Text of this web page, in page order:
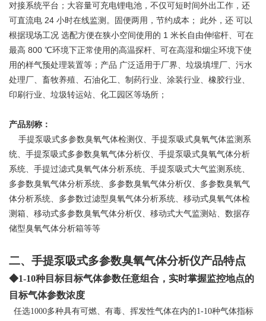
对接系统平台；大容量可充电锂电池，不仅可短时间外出工作，还
可直流电 24 小时在线监测。固便两用，节约成本； 此外，还 可以
根据现场工况 选配方便在狭小空间使用的 1 米长自由伸缩杆、可在
最高 800 ℃环境下正常使用的高温探杆、可在高湿和烟尘环境下使
用的样气预处理装置等；产品 广泛适用于厂界、垃圾填埋厂、污水
处理厂、畜牧养殖、石油化工、制药行业、涂装行业、橡胶行业、
印刷行业、垃圾转运站、化工园区等场所；
产品别称：
手提泵吸式多参数臭氧气体检测仪、手提泵吸式臭氧气体监测系
统、手提泵吸式多参数臭氧气体分析仪、手提泵吸式臭氧气体分析
系统、手提过滤式臭氧气体分析系统、手提泵吸式大气监测系统、
多参数臭氧气体分析系统、多参数臭氧气体分析仪、多参数臭氧气
体分析系统、多参数过滤型臭氧气体分析系统、移动式臭氧气体检
测箱、移动式多参数臭氧气体分析仪、移动式大气监测站、数据存
储型臭氧气体分析箱等等
二、手提泵吸式多参数臭氧气体分析仪产品特点
◆1-10种目标目标气体参数任意组合，实时掌握监控地点的
目标气体参数浓度
任选1000多种具有可燃、有毒、挥发性气体在内的1-10种气体指标